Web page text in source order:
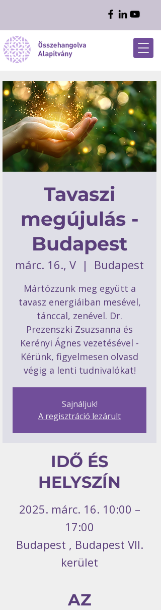
Tavaszi
megújulás -
Budapest
márc. 16., V
  |
Budapest
Mártózzunk meg együtt a
tavasz energiáiban mesével,
tánccal, zenével. Dr.
Prezenszki Zsuzsanna és
Kerényi Ágnes vezetésével -
Kérünk, figyelmesen olvasd
végig a lenti tudnivalókat!
Sajnáljuk!
A regisztráció lezárult
IDŐ ÉS
HELYSZÍN
2025. márc. 16. 10:00 –
17:00
Budapest , Budapest VII.
kerület
AZ